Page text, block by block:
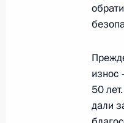
1
износ
50
дали